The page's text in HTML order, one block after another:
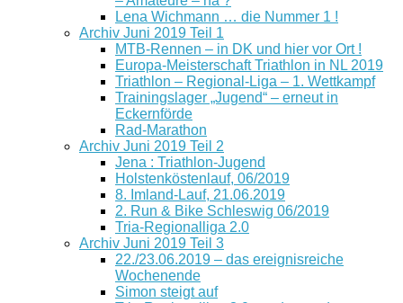
Lena Wichmann … die Nummer 1 !
Archiv Juni 2019 Teil 1
MTB-Rennen – in DK und hier vor Ort !
Europa-Meisterschaft Triathlon in NL 2019
Triathlon – Regional-Liga – 1. Wettkampf
Trainingslager „Jugend“ – erneut in
Eckernförde
Rad-Marathon
Archiv Juni 2019 Teil 2
Jena : Triathlon-Jugend
Holstenköstenlauf, 06/2019
8. Imland-Lauf, 21.06.2019
2. Run & Bike Schleswig 06/2019
Tria-Regionalliga 2.0
Archiv Juni 2019 Teil 3
22./23.06.2019 – das ereignisreiche
Wochenende
Simon steigt auf